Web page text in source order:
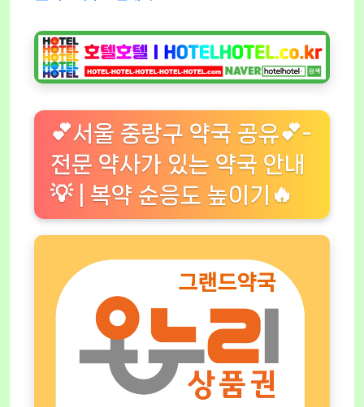
💕서울 중랑구 약국 공유💕-
전문 약사가 있는 약국 안내
💡 | 복약 순응도 높이기🔥